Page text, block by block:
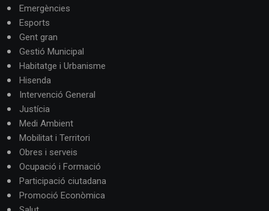
Emergències
Esports
Gent gran
Gestió Municipal
Habitatge i Urbanisme
Hisenda
Intervenció General
Justícia
Medi Ambient
Mobilitat i Territori
Obres i serveis
Ocupació i Formació
Participació ciutadana
Promoció Econòmica